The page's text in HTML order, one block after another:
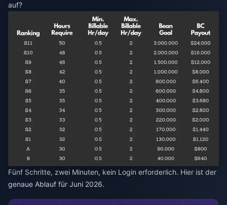
auf?
Fünf Schritte, zwei Minuten, kein Login erforderlich. Hier ist der
genaue Ablauf für Juni 2026.